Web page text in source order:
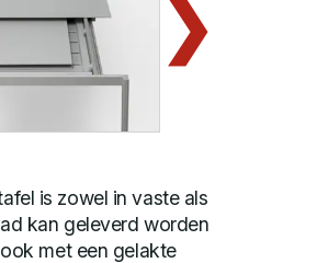
is zowel in vaste als
kan geleverd worden
met een gelakte